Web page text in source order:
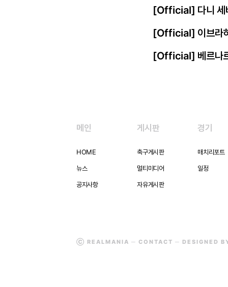
[Official] 다니 세
[Official] 이브라
[Official] 베르나
메인
HOME
뉴스
공지사항
게시판
축구게시판
멀티미디어
자유게시판
경기
매치리포트
일정
Ⓒ REALMANIA ─ CONTACT ─ DESIGNED